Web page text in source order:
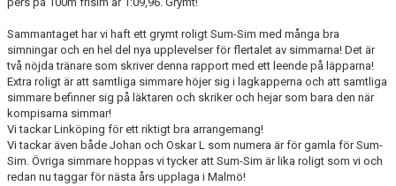
Sammantaget har vi haft ett grymt roligt Sum-Sim med många bra
simningar och en hel del nya upplevelser för flertalet av simmarna! Det är
två nöjda tränare som skriver denna rapport med ett leende på läpparna!
Extra roligt är att samtliga simmare höjer sig i lagkapperna och att samtliga
simmare befinner sig på läktaren och skriker och hejar som bara den när
kompisarna simmar!
Vi tackar Linköping för ett riktigt bra arrangemang!
Vi tackar även både Johan och Oskar L som numera är för gamla för Sum-
Sim. Övriga simmare hoppas vi tycker att Sum-Sim är lika roligt som vi och
redan nu taggar för nästa års upplaga i Malmö!